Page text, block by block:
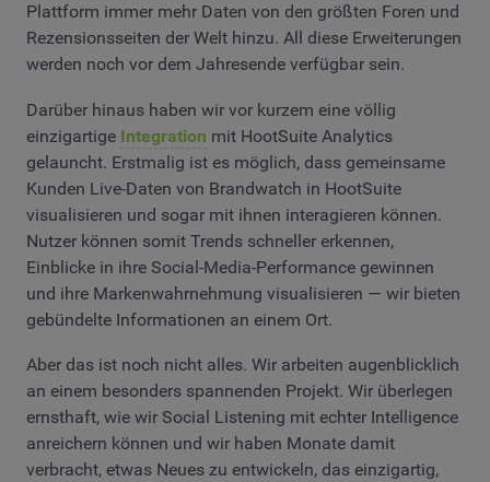
Plattform immer mehr Daten von den größten Foren und
Rezensionsseiten der Welt hinzu. All diese Erweiterungen
werden noch vor dem Jahresende verfügbar sein.
Darüber hinaus haben wir vor kurzem eine völlig
einzigartige Integration mit HootSuite Analytics
gelauncht. Erstmalig ist es möglich, dass gemeinsame
Kunden Live-Daten von Brandwatch in HootSuite
visualisieren und sogar mit ihnen interagieren können.
Nutzer können somit Trends schneller erkennen,
Einblicke in ihre Social-Media-Performance gewinnen
und ihre Markenwahrnehmung visualisieren — wir bieten
gebündelte Informationen an einem Ort.
Aber das ist noch nicht alles. Wir arbeiten augenblicklich
an einem besonders spannenden Projekt. Wir überlegen
ernsthaft, wie wir Social Listening mit echter Intelligence
anreichern können und wir haben Monate damit
verbracht, etwas Neues zu entwickeln, das einzigartig,